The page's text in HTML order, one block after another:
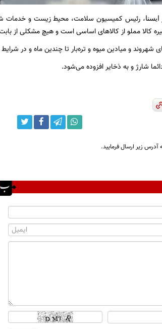
رئیس کمیسیون سلامت، محیط زیست و خدمات
کالا مملو از کالاهای اساسی است و هیچ مشکلی از
شهروند و میادین میوه و تره‌بار تا چندین ماه و در
شارژ و به ذخایر افزوده می‌شود.
آدرس زیر ارسال فرمایید.